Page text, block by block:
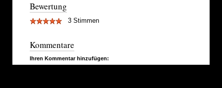
Bewertung
3 Stimmen
Kommentare
Ihren Kommentar hinzufügen: